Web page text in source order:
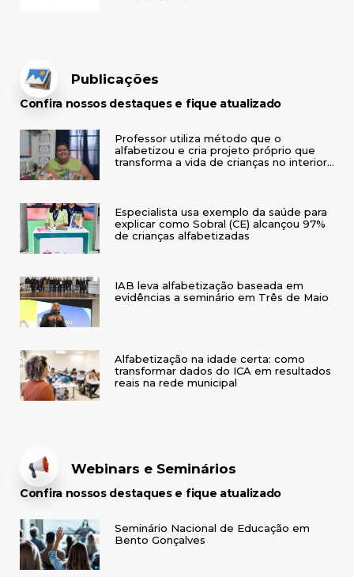
Publicações
Confira nossos destaques e fique atualizado
Professor utiliza método que o
alfabetizou e cria projeto próprio que
transforma a vida de crianças no interior
Especialista usa exemplo da saúde para
explicar como Sobral (CE) alcançou 97%
de crianças alfabetizadas
IAB leva alfabetização baseada em
evidências a seminário em Três de Maio
Alfabetização na idade certa: como
transformar dados do ICA em resultados
reais na rede municipal
Webinars e Seminários
Confira nossos destaques e fique atualizado
Seminário Nacional de Educação em
Bento Gonçalves